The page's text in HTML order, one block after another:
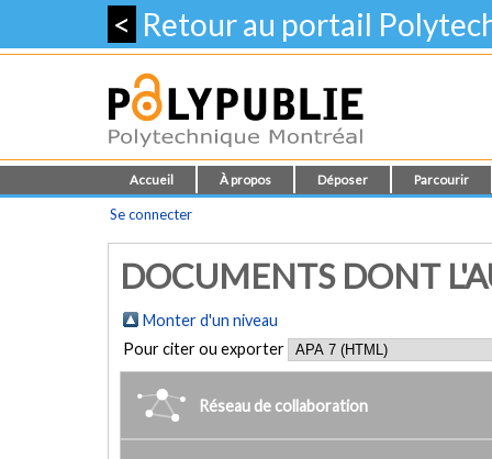
< Retour au portail
Accueil À propos Déposer Parcourir
Se connecter
DOCUMENTS DONT
Monter d'un niveau
Pour citer ou exporter
Réseau de collaboration